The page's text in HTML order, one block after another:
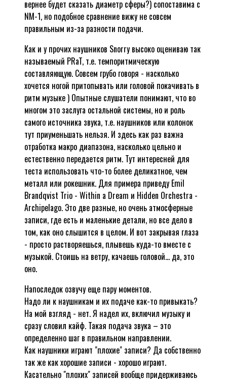
вернее будет сказать диаметр сферы?) сопоставима с
NM-1, но подобное сравнение вижу не совсем
правильным из-за разности подачи.
Как и у прочих наушников Snorry высоко оцениваю так
называемый PRaT, т.е. темпоритмическую
составляющую. Совсем грубо говоря - насколько
хочется ногой притопывать или головой покачивать в
ритм музыке ) Опытные слушатели понимают, что во
многом это заслуга остальной системы, но и роль
самого источника звука, т.е. наушников или колонок
тут приуменьшать нельзя. И здесь как раз важна
отработка макро диапазона, насколько цельно и
естественно передается ритм. Тут интересней для
теста использовать что-то более деликатное, чем
металл или рокешник. Для примера приведу Emil
Brandqvist Trio - Within a Dream и Hiddеn Orchestra -
Archipelago. Это две разные, но очень атмосферные
записи, где есть и маленькие детали, но все дело в
том, как оно слышится в целом. И вот закрывая глаза
- просто растворяешься, плывешь куда-то вместе с
музыкой. Стоишь на ветру, качаешь головой... да, это
оно.
Напоследок озвучу еще пару моментов.
Надо ли к наушникам и их подаче как-то привыкать?
На мой взгляд - нет. Я надел их, включил музыку и
сразу словил кайф. Такая подача звука – это
определенно шаг в правильном направлении.
Как наушники играют "плохие" записи? Да собственно
так же как хорошие записи - хорошо играют.
Касательно "плохих" записей вообще придерживаюсь